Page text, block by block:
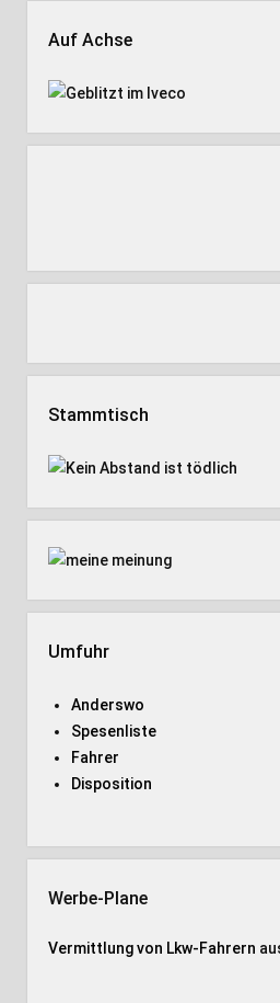
Auf Achse
Stammtisch
Umfuhr
Anderswo
Spesenliste
Fahrer
Disposition
Werbe-Plane
Vermittlung von Lkw-Fahrern